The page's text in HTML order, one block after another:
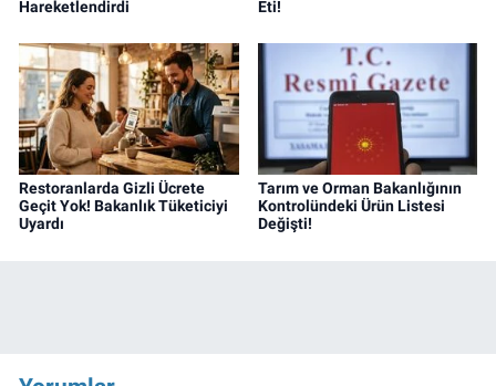
Hareketlendirdi
Eti!
Restoranlarda Gizli Ücrete
Geçit Yok! Bakanlık Tüketiciyi
Uyardı
Tarım ve Orman Bakanlığının
Kontrolündeki Ürün Listesi
Değişti!